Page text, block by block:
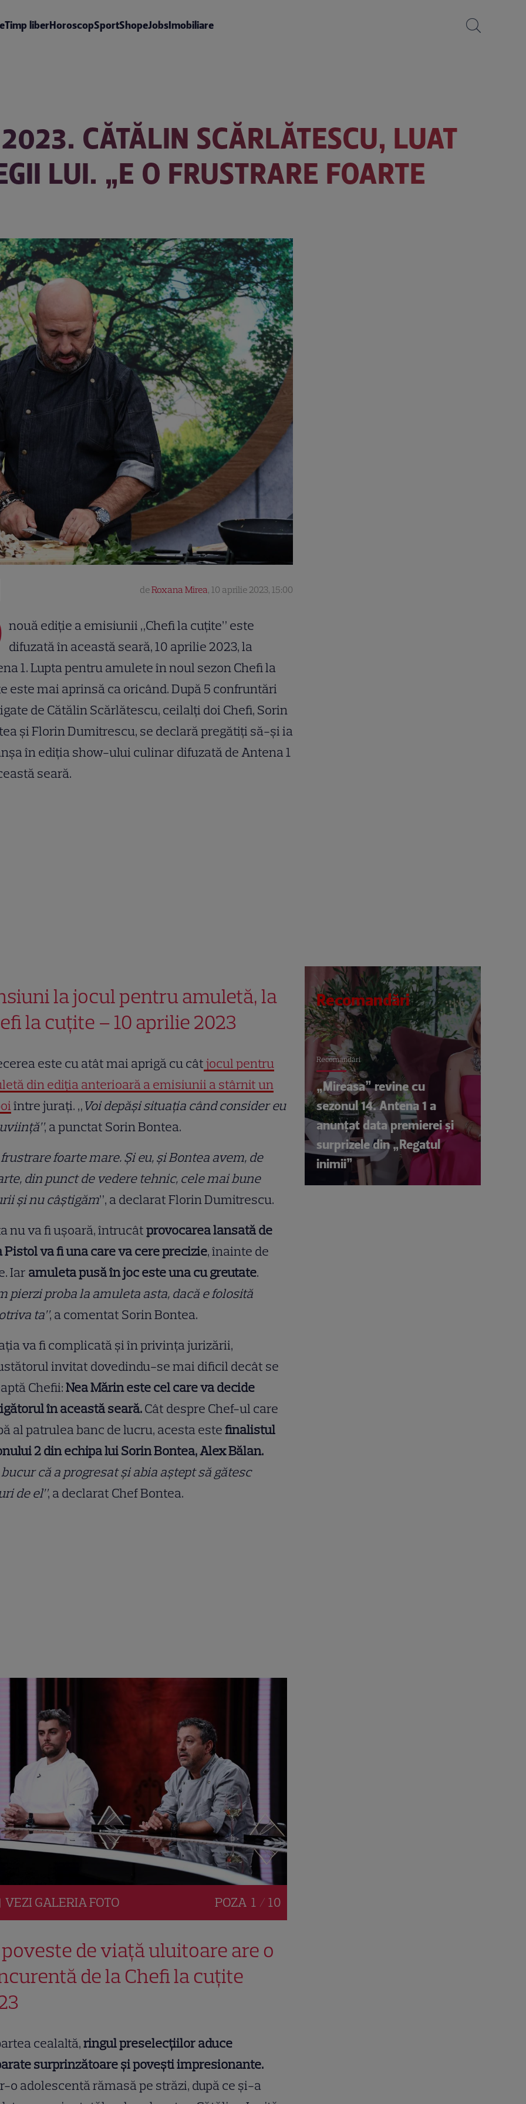
Timp liberHoroscopSportShopeJobsImobiliare
CĂTĂLIN SCĂRLĂTESCU, LUAT
LUI. „E O FRUSTRARE FOARTE
deRoxana Mirea, 10 aprilie 2023, 15:00
nouă ediție a emisiunii „Chefi la cuțite” este
difuzată în această seară, 10 aprilie 2023, la
1. Lupta pentru amulete în noul sezon Chefi la
este mai aprinsă ca oricând. După 5 confruntări
de Cătălin Scărlătescu, ceilalți doi Chefi, Sorin
și Florin Dumitrescu, se declară pregătiți să-și ia
în ediția show-ului culinar difuzată de Antena 1
seară.
la jocul pentru amuletă, la
la cuțite – 10 aprilie 2023
este cu atât mai aprigă cu câtjocul pentru
din ediția anterioară a emisiunii a stârnit un
între jurați. „Voi depăși situația când consider eu
, a punctat Sorin Bontea.
frustrare foarte mare. Și eu, și Bontea avem, de
din punct de vedere tehnic, cele mai bune
și nu câștigăm”, a declarat Florin Dumitrescu.
nu va fi ușoară, întrucâtprovocarea lansată de
Pistol va fi una care va cere precizie, înainte de
Iar amuleta pusă în joc este una cu greutate.
pierzi proba la amuleta asta, dacă e folosită
ta”, a comentat Sorin Bontea.
va fi complicată și în privința jurizării,
invitat dovedindu-se mai dificil decât se
Chefii:Nea Mărin este cel care va decide
în această seară.Cât despre Chef-ul care
al patrulea banc de lucru, acesta estefinalistul
2 din echipa lui Sorin Bontea, Alex Bălan.
că a progresat și abia aștept să gătesc
de el”, a declarat Chef Bontea.
VEZI GALERIAFOTO POZA 1 / 10
poveste de viață uluitoare are o
de la Chefi la cuțite
cealaltă,ringul preselecțiilor aduce
surprinzătoare și povești impresionante.
o adolescentă rămasă pe străzi, după ce și-a
Recomandări
Recomandări
„Mireasa” revine cu
sezonul 14. Antena 1 a
anunțat data premierei și
surprizele din „Regatul
inimii”